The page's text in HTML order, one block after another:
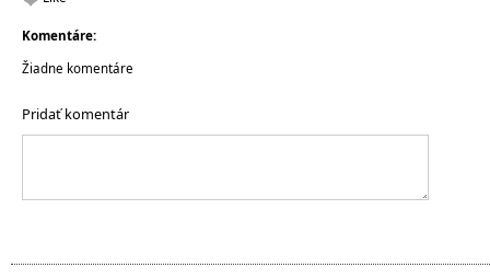
Komentáre:
Žiadne komentáre
Pridať komentár